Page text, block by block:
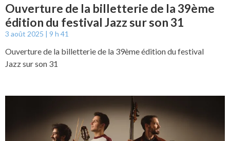
Ouverture de la billetterie de la 39ème
édition du festival Jazz sur son 31
3 août 2025 9 h 41
Ouverture de la billetterie de la 39ème édition du festival
Jazz sur son 31